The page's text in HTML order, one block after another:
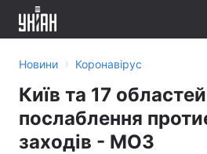
Новини › Коронавірус
Київ та 17
послаблення
заходів - МОЗ